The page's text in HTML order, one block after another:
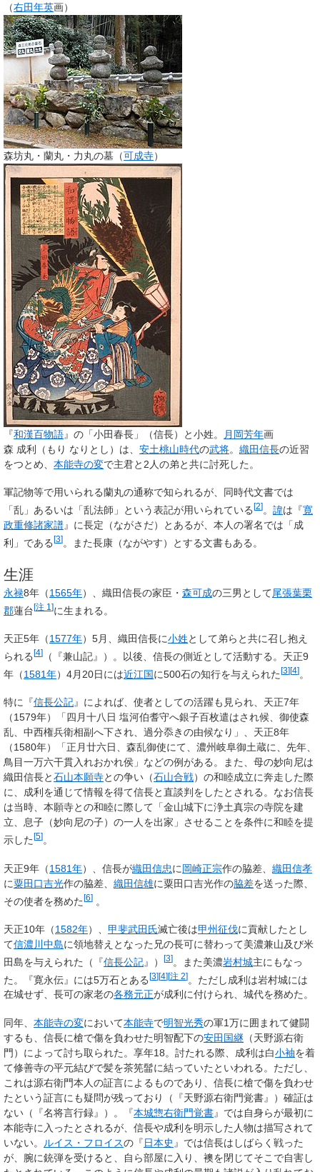
（右田年英画）
森坊丸・蘭丸・力丸の墓（可成寺）
『和漢百物語』の「小田春長」（信長）と小姓。 月岡芳年画
森 成利 （もり なりとし）は、 安土桃山時代の武将。 織田信長の近習
をつとめ、 本能寺の変で主君と2人の弟と共に討死した。
軍記物等で用いられる蘭丸の通称で知られるが、同時代文書では
「乱 」あるいは「乱法師 」という表記が用いられている [2] 。 諱は『寛
政重修諸家譜』に長定 （ながさだ）とあるが、本人の署名では「成
利」である[3]。また長康（ながやす）とする文書もある。
生涯
永禄8年（1565年）、織田信長の家臣・ 森可成の三男として尾張葉栗
郡蓮台[注 1 ]に生まれる。
天正5年（1577年）5月、織田信長に小姓として弟らと共に召し抱え
られる [4]
（『兼山記』）。以後、信長の側近として活動する。天正9
年（1581年）4月20日には近江国に500石の知行を与えられた[3][4]。
特に『信長公記』によれば、使者としての活躍も見られ、天正7年
（1579年）「四月十八日 塩河伯耆守へ銀子百枚遣はされ候、御使森
乱、中西権兵衛相副へ下され、過分忝きの由候なり」、天正8年
（1580年）「正月廿六日、森乱御使にて、濃州岐阜御土蔵に、先年、
鳥目一万六干貫入れおかれ侯」などの例がある。また、母の妙向尼は
織田信長と石山本願寺との争い（石山合戦）の和睦成立に奔走した際
に、成利を通じて情報を得て信長と直談判をしたとされる。なお信長
は当時、本願寺との和睦に際して「金山城下に浄土真宗の寺院を建
立、息子（妙向尼の子）の一人を出家」させることを条件に和睦を提
示した [5] 。
天正9年（1581年）、信長が織田信忠に岡崎正宗作の脇差、 織田信孝
に粟田口吉光作の脇差、 織田信雄に粟田口吉光作の脇差を送った際、
その使者を務めた[6] 。
天正10年（1582年）、 甲斐武田氏滅亡後は甲州征伐に貢献したとし
て信濃 川中島に領地替えとなった兄の長可に替わって美濃兼山及び米
田島を与えられた（『信長公記』） [3]。また美濃岩村城主にもなっ
た。『寛永伝』には5万石とある[3][4][注 2]
。ただし成利は岩村城には
在城せず、長可の家老の各務元正が成利に付けられ、城代を務めた。
同年、 本能寺の変において本能寺で明智光秀の軍1万に囲まれて健闘
するも、信長に槍で傷を負わせた明智配下の安田国継 （天野源右衛
門）によって討ち取られた。享年18。討たれる際、成利は白小袖を着
て修善寺の平元結びで髪を茶筅髷に結っていたといわれる。ただし、
これは源右衛門本人の証言によるものであり、信長に槍で傷を負わせ
たという証言にも疑問が残っており（『天野源右衛門覚書』）確証は
ない（『名将言行録』）。『本城惣右衛門覚書』では自身らが最初に
本能寺に入ったとされるが、信長や成利を明示した人物は描写されて
いない。
ルイス・フロイスの『日本史 』では信長はしばらく戦った
が、腕に銃弾を受けると、自ら部屋に入り、襖を閉じてそこで自害し